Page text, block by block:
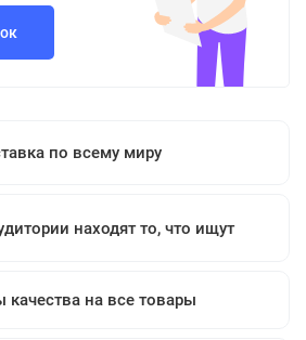
по всему миру
находят то, что ищут
качества на все товары